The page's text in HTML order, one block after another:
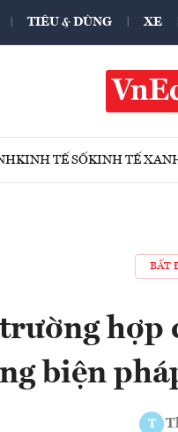
TIÊU & DÙNG XE
KINH TẾ SỐKINH TẾ
BẤT
hợp
biện
T